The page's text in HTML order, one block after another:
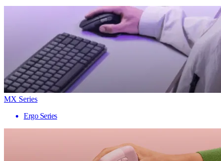
MX Series
Ergo Series